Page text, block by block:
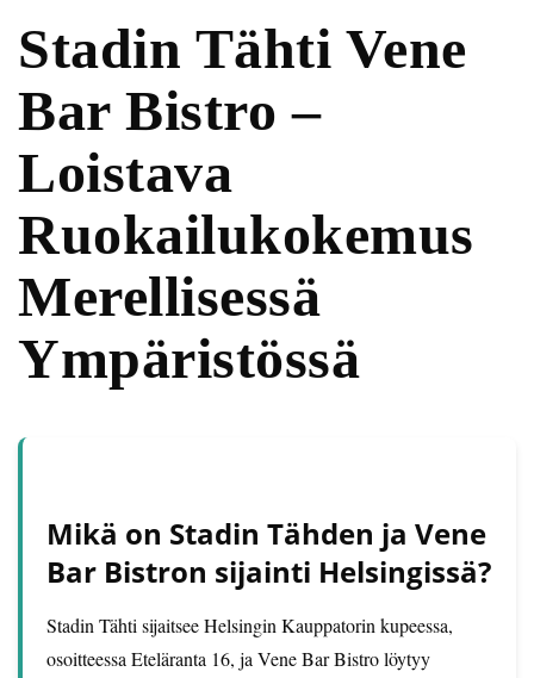
Stadin Tähti Vene
Bar Bistro –
Loistava
Ruokailukokemus
Merellisessä
Ympäristössä
Mikä on Stadin Tähden ja Vene
Bar Bistron sijainti Helsingissä?
Stadin Tähti sijaitsee Helsingin Kauppatorin kupeessa,
osoitteessa Eteläranta 16, ja Vene Bar Bistro löytyy